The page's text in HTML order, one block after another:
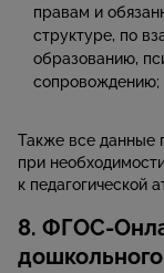
правам и
структуре, по
образованию,
сопровождению;
Также все данные
при
к педагогической
8. ФГОС-